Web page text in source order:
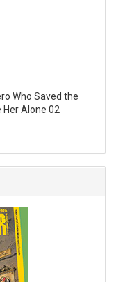
Who Saved the
Her Alone 02